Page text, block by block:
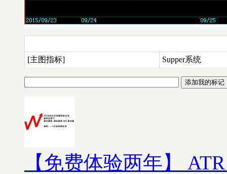
[主图指标] Supper系统
【免费体验两年】